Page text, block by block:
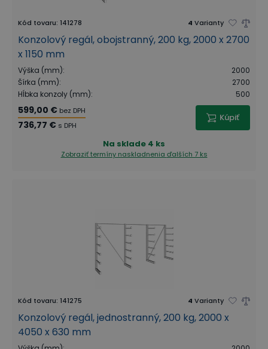
Kód tovaru: 141278 4 Varianty
Konzolový regál, obojstranný, 200 kg, 2000 x 2700
x 1150 mm
Výška (mm):
2000
Šírka (mm):
2700
Hĺbka konzoly (mm): 500
599,00 € bez DPH
736,77 € s DPH
Kúpiť
Na sklade 4 ks
Zobraziť termíny naskladnenia ďalších 7 ks
Kód tovaru: 141275 4 Varianty
Konzolový regál, jednostranný, 200 kg, 2000 x
4050 x 630 mm